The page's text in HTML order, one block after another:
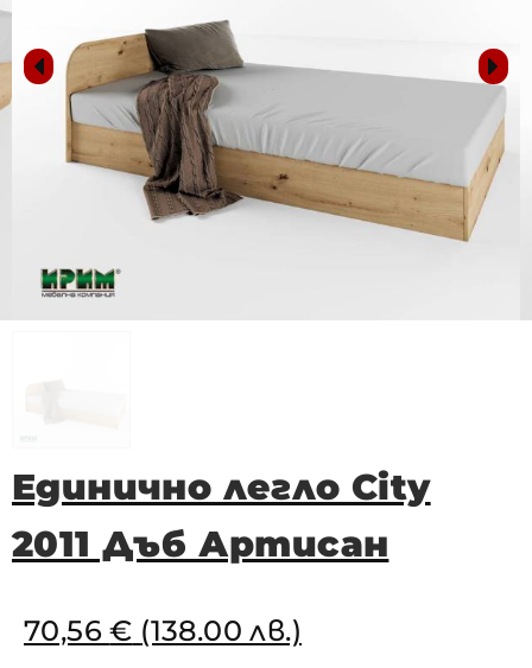
Единично легло City
2011 Дъб Артисан
70,56€ (138.00 лв.)